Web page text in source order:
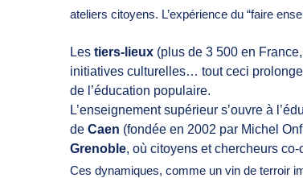
ateliers citoyens. L’expérience du “faire
Les tiers-lieux (plus de 3 500 en France,
initiatives culturelles… tout ceci
de l’éducation populaire.
L’enseignement supérieur s’ouvre à
de Caen (fondée en 2002 par Michel
Grenoble, où citoyens et chercheurs
Ces dynamiques, comme un vin de terroir